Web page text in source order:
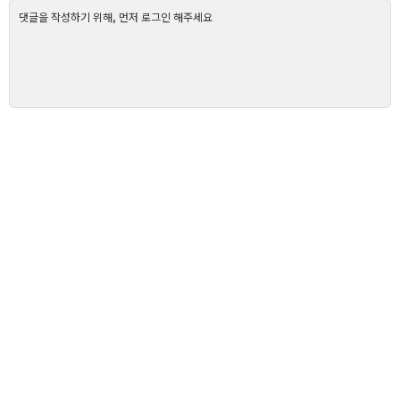
댓글을 작성하기 위해, 먼저 로그인 해주세요